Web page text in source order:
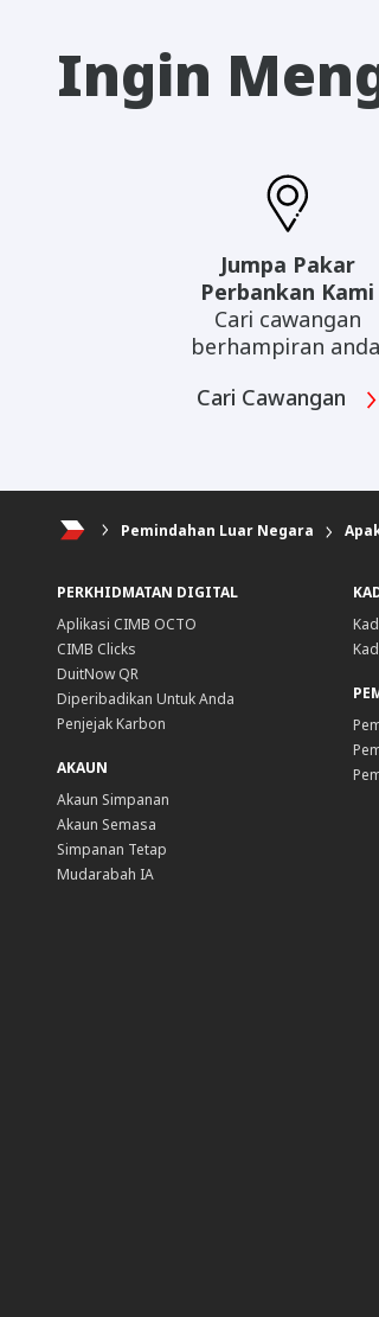
Ingin
Jumpa Pakar
Perbankan Kami
Cari cawangan
berhampiran
Cari Cawangan
Pemindahan Luar Negara
PERKHIDMATAN DIGITAL
Aplikasi CIMB OCTO
CIMB Clicks
DuitNow QR
Diperibadikan Untuk Anda
Penjejak Karbon
AKAUN
Akaun Simpanan
Akaun Semasa
Simpanan Tetap
Mudarabah IA